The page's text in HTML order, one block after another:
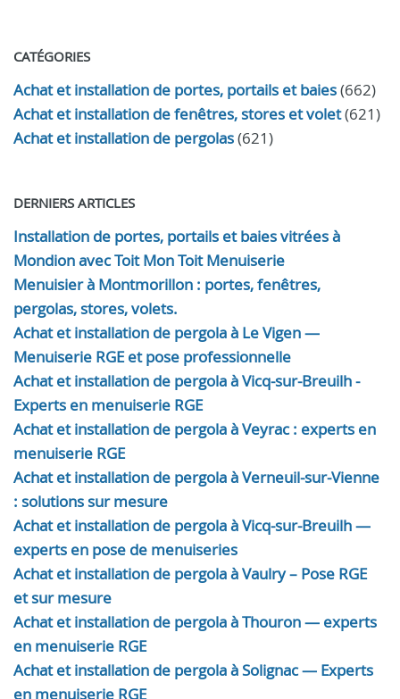
CATÉGORIES
Achat et installation de portes, portails et baies(662)
Achat et installation de fenêtres, stores et volet(621)
Achat et installation de pergolas(621)
DERNIERS ARTICLES
Installation de portes, portails et baies vitrées à
Mondion avec Toit Mon Toit Menuiserie
Menuisier à Montmorillon : portes, fenêtres,
pergolas, stores, volets.
Achat et installation de pergola à Le Vigen —
Menuiserie RGE et pose professionnelle
Achat et installation de pergola à Vicq-sur-Breuilh -
Experts en menuiserie RGE
Achat et installation de pergola à Veyrac : experts en
menuiserie RGE
Achat et installation de pergola à Verneuil-sur-Vienne
: solutions sur mesure
Achat et installation de pergola à Vicq-sur-Breuilh —
experts en pose de menuiseries
Achat et installation de pergola à Vaulry – Pose RGE
et sur mesure
Achat et installation de pergola à Thouron — experts
en menuiserie RGE
Achat et installation de pergola à Solignac — Experts
en menuiserie RGE